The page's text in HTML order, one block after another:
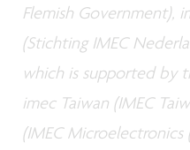
Flemish Government),
(Stichting IMEC
which is supported by
imec Taiwan (IMEC
(IMEC Microelectronics